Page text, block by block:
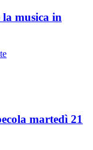
musica in
martedì 21